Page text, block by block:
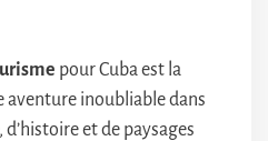
pour Cuba est la
aventure inoubliable dans
et de paysages